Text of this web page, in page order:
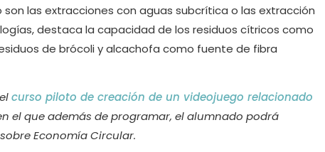
las extracciones con aguas subcrítica o las extracción
destaca la capacidad de los residuos cítricos como
de brócoli y alcachofa como fuente de fibra
curso piloto de creación de un videojuego relacionado
el que además de programar, el alumnado podrá
Economía Circular.